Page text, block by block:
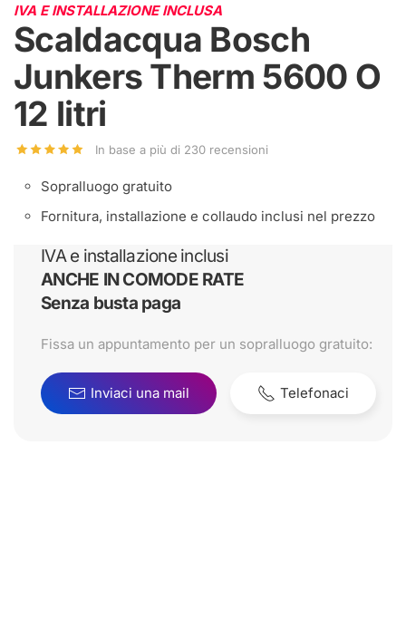
IVA E INSTALLAZIONE INCLUSA
Scaldacqua Bosch
Junkers Therm 5600 O
12 litri
In base a più di 230 recensioni
Sopralluogo gratuito
Fornitura, installazione e collaudo inclusi nel prezzo
IVA e installazione inclusi
ANCHE IN COMODE RATE
Senza busta paga
Fissa un appuntamento per un sopralluogo gratuito:
Inviaci una mail Telefonaci